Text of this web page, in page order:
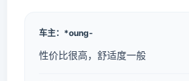
车主：*oung-
性价比很高，舒适度一般